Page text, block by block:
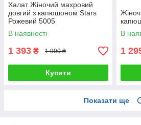
Халат Жіночий махровий
довгий з капюшоном Stars
Рожевий 5005
В наявності
1 393 ₴ 1 990 ₴
Купити
В
1
Показати ще